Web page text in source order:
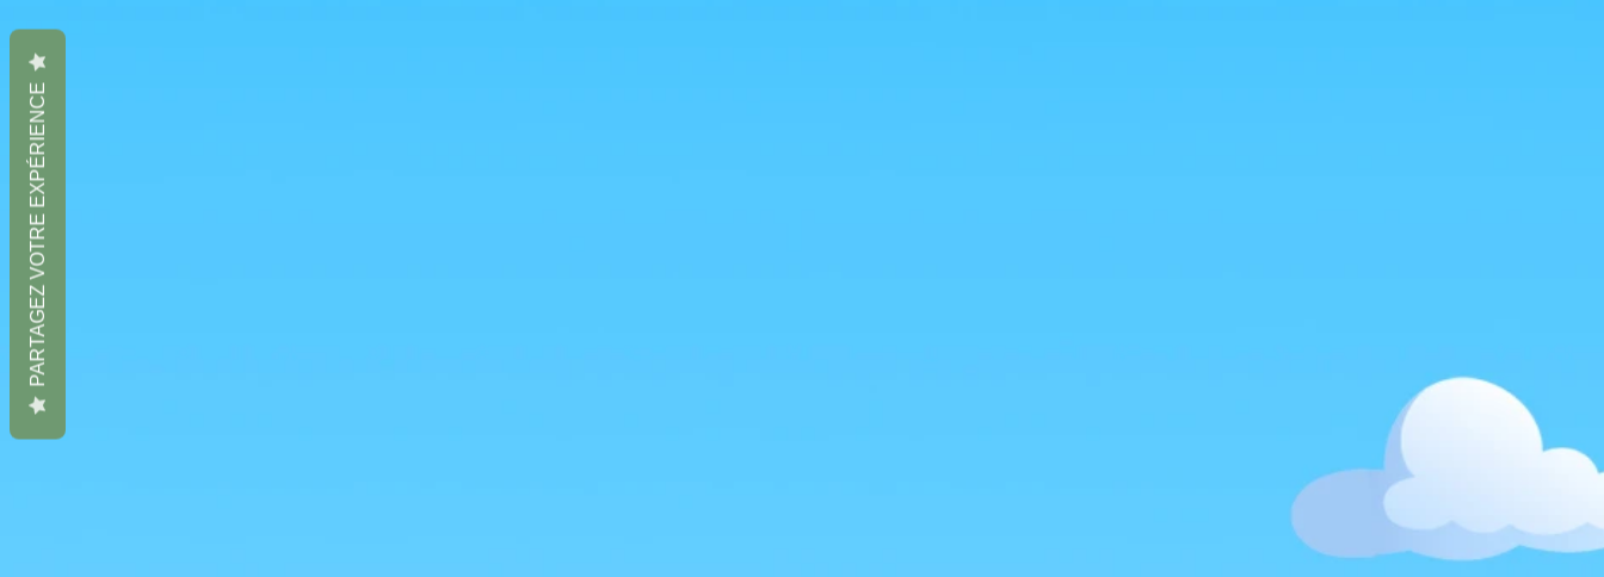
PARTAGEZ VOTRE EXPÉRIENCE